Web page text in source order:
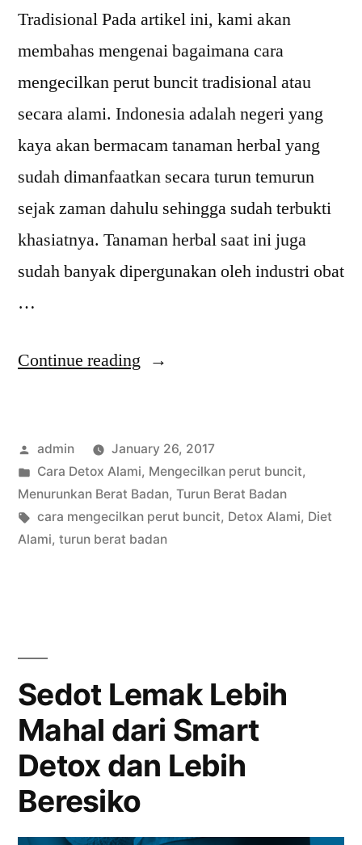
Tradisional Pada artikel ini, kami akan
membahas mengenai bagaimana cara
mengecilkan perut buncit tradisional atau
secara alami. Indonesia adalah negeri yang
kaya akan bermacam tanaman herbal yang
sudah dimanfaatkan secara turun temurun
sejak zaman dahulu sehingga sudah terbukti
khasiatnya. Tanaman herbal saat ini juga
sudah banyak dipergunakan oleh industri obat
…
Continue reading “Mengecilkan
dengan
Cara
Tradisional”
Posted
by
admin
January 26, 2017
Posted
in
Cara Detox Alami, Mengecilkan perut buncit,
Menurunkan Berat Badan, Turun Berat Badan
Tags:
cara mengecilkan perut buncit, Detox Alami, Diet
Alami, turun berat badan
Sedot Lemak Lebih
Mahal dari Smart
Detox dan Lebih
Beresiko